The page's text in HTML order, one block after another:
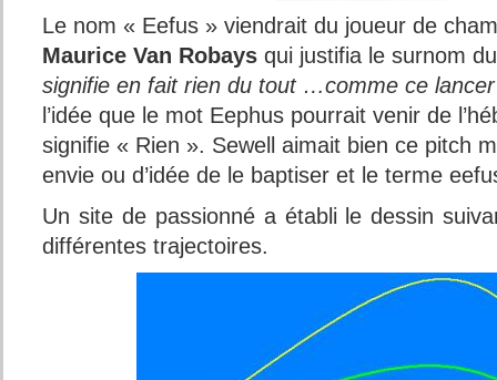
Le nom « Eefus » viendrait du joueur de
Maurice Van Robays qui justifia le surnom
signifie en fait rien du tout …comme ce
l’idée que le mot Eephus pourrait venir de
signifie « Rien ». Sewell aimait bien ce pitch
envie ou d’idée de le baptiser et le terme
Un site de passionné a établi le dessin
différentes trajectoires.